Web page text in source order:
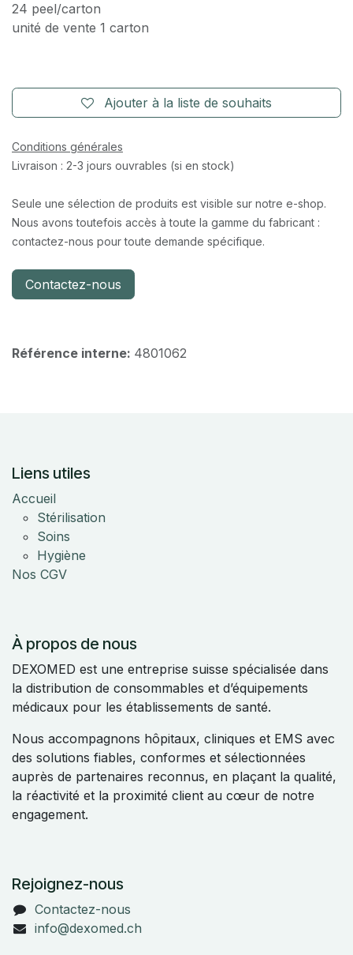
24 peel/carton
unité de vente 1 carton
Ajouter à la liste de souhaits
Conditions générales
Livraison : 2-3 jours ouvrables (si en stock)
Seule une sélection de produits est visible sur notre e-shop.
Nous avons toutefois accès à toute la gamme du fabricant :
contactez-nous pour toute demande spécifique.
Contactez-nous
Référence interne: 4801062
Liens utiles
Accueil
Stérilisation
Soins
Hygiène
Nos CGV
À propos de nous
DEXOMED est une entreprise suisse spécialisée dans
la distribution de consommables et d’équipements
médicaux pour les établissements de santé.
Nous accompagnons hôpitaux, cliniques et EMS avec
des solutions fiables, conformes et sélectionnées
auprès de partenaires reconnus, en plaçant la qualité,
la réactivité et la proximité client au cœur de notre
engagement.
Rejoignez-nous
Contactez-nous
info@dexomed.ch